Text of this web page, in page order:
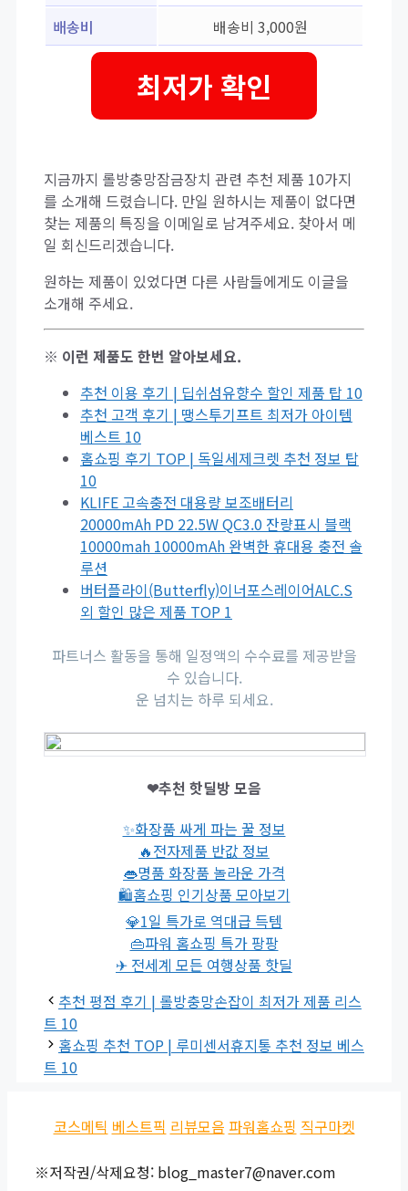
배송비
배송비 3,000원
최저가 확인
지금까지 롤방충망잠금장치 관련 추천 제품 10가지
를 소개해 드렸습니다. 만일 원하시는 제품이 없다면
찾는 제품의 특징을 이메일로 남겨주세요. 찾아서 메
일 회신드리겠습니다.
원하는 제품이 있었다면 다른 사람들에게도 이글을
소개해 주세요.
※ 이런 제품도 한번 알아보세요.
추천 이용 후기 | 딥쉬섬유향수 할인 제품 탑 10
추천 고객 후기 | 땡스투기프트 최저가 아이템
베스트 10
홈쇼핑 후기 TOP | 독일세제크렛 추천 정보 탑
10
KLIFE 고속충전 대용량 보조배터리
20000mAh PD 22.5W QC3.0 잔량표시 블랙
10000mah 10000mAh 완벽한 휴대용 충전 솔
루션
버터플라이(Butterfly)이너포스레이어ALC.S
외 할인 많은 제품 TOP 1
파트너스 활동을 통해 일정액의 수수료를 제공받을
수 있습니다.
운 넘치는 하루 되세요.
❤추천 핫딜방 모음
✨화장품 싸게 파는 꿀 정보
🔥전자제품 반값 정보
👄명품 화장품 놀라운 가격
🛍홈쇼핑 인기상품 모아보기
💎1일 특가로 역대급 득템
👜파워 홈쇼핑 특가 팡팡
✈ 전세계 모든 여행상품 핫딜
추천 평점 후기 | 롤방충망손잡이 최저가 제품 리스
트 10
홈쇼핑 추천 TOP | 루미센서휴지통 추천 정보 베스
트 10
코스메틱 베스트픽 리뷰모음 파워홈쇼핑 직구마켓
※저작권/삭제요청: blog_master7@naver.com